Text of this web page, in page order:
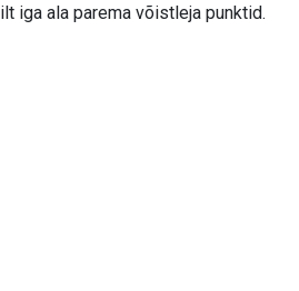
iga ala parema võistleja punktid.